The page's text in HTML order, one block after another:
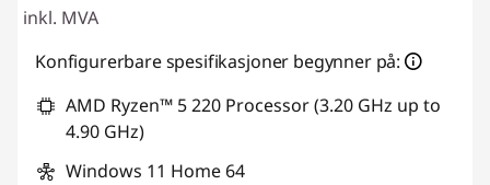
inkl. MVA
Konfigurerbare spesifikasjoner begynner på:
AMD Ryzen™ 5 220 Processor (3.20 GHz up to
4.90 GHz)
Windows 11 Home 64